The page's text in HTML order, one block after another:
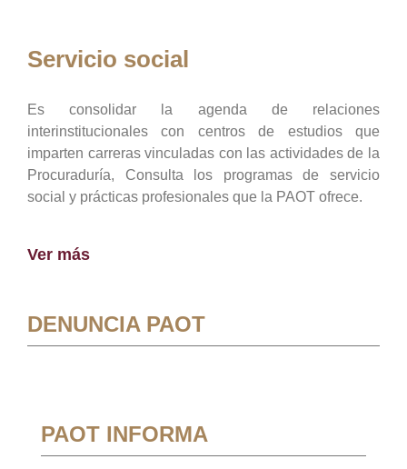
Servicio social
Es consolidar la agenda de relaciones
interinstitucionales con centros de estudios que
imparten carreras vinculadas con las actividades de la
Procuraduría, Consulta los programas de servicio
social y prácticas profesionales que la PAOT ofrece.
Ver más
DENUNCIA PAOT
PAOT INFORMA